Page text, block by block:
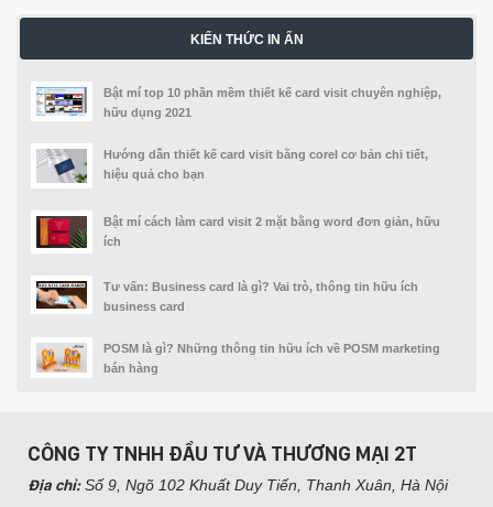
KIẾN THỨC IN ẤN
Bật mí top 10 phần mềm thiết kế card visit chuyên nghiệp,
hữu dụng 2021
Hướng dẫn thiết kế card visit bằng corel cơ bản chi tiết,
hiệu quả cho bạn
Bật mí cách làm card visit 2 mặt bằng word đơn giản, hữu
ích
Tư vấn: Business card là gì? Vai trò, thông tin hữu ích
business card
POSM là gì? Những thông tin hữu ích về POSM marketing
bán hàng
CÔNG TY TNHH ĐẦU TƯ VÀ THƯƠNG MẠI 2T
Địa chỉ:Số 9, Ngõ 102 Khuất Duy Tiến, Thanh Xuân, Hà Nội​